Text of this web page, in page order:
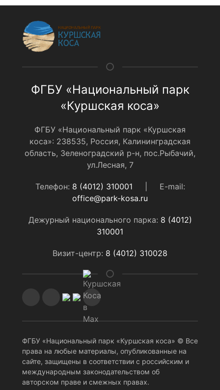
ФГБУ «Национальный парк
«Куршская коса»
ФГБУ «Национальный парк «Куршская
коса»: 238535, Россия, Калининградская
область, Зеленоградский р-н, пос.Рыбачий,
ул.Лесная, 7
Телефон: 8 (4012) 310001
E-mail:
office@park-kosa.ru
Дежурный национального парка: 8 (4012)
310001
Визит-центр: 8 (4012) 310028
ФГБУ «Национальный парк «Куршская коса» © Все
права на любые материалы, опубликованные на
сайте, защищены в соответствии с российским и
международным законодательством об
авторском праве и смежных правах.